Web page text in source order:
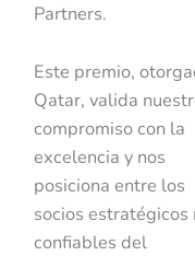
Partners.
Este premio,
Qatar, valida
compromiso con la
excelencia y nos
posiciona entre los
socios estratégicos
confiables del